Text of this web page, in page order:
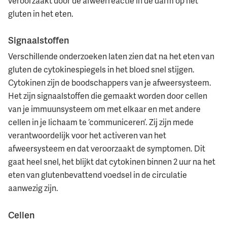
gluten in het eten.
Signaalstoffen
Verschillende onderzoeken laten zien dat na het eten van
gluten de cytokinespiegels in het bloed snel stijgen.
Cytokinen zijn de boodschappers van je afweersysteem.
Het zijn signaalstoffen die gemaakt worden door cellen
van je immuunsysteem om met elkaar en met andere
cellen in je lichaam te ‘communiceren’. Zij zijn mede
verantwoordelijk voor het activeren van het
afweersysteem en dat veroorzaakt de symptomen. Dit
gaat heel snel, het blijkt dat cytokinen binnen 2 uur na het
eten van glutenbevattend voedsel in de circulatie
aanwezig zijn.
Cellen